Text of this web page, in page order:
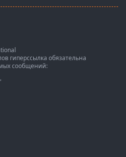
гиперссылка обязательна
сообщений: